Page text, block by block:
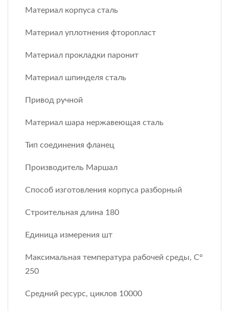
Материал корпуса сталь
Материал уплотнения фторопласт
Материал прокладки паронит
Материал шпинделя сталь
Привод ручной
Материал шара нержавеющая сталь
Тип соединения фланец
Производитель Маршал
Способ изготовления корпуса разборный
Строительная длина 180
Единица измерения шт
Максимальная температура рабочей среды, С°
250
Средний ресурс, циклов 10000